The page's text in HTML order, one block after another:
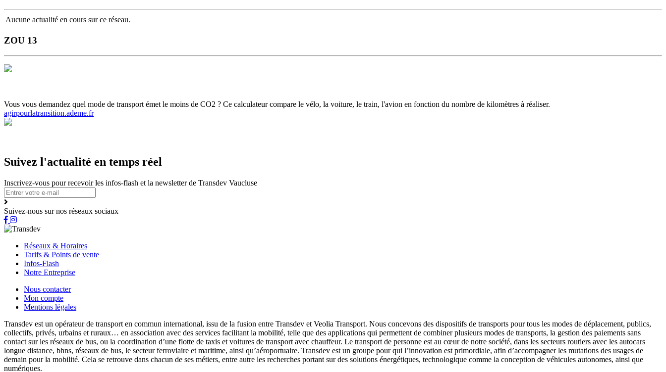
Aucune actualité en cours sur ce réseau.
ZOU 13
Vous vous demandez quel mode de transport émet le moins de CO2 ? Ce calculateur compare le vélo, la voiture, le train, l'avion en fonction du nombre de kilomètres à réaliser.
agirpourlatransition.ademe.fr
Suivez l'actualité en temps réel
Inscrivez-vous pour recevoir les infos-flash et la newsletter de Transdev Vaucluse
Suivez-nous sur nos réseaux sociaux
Réseaux & Horaires
Tarifs & Points de vente
Infos-Flash
Notre Entreprise
Nous contacter
Mon compte
Mentions légales
Transdev est un opérateur de transport en commun international, issu de la fusion entre Transdev et Veolia Transport. Nous concevons des dispositifs de transports pour tous les modes de déplacement, publics,
collectifs, privés, urbains et ruraux… en association avec des services facilitant la mobilité, telle que des applications qui permettent de combiner plusieurs modes de transports, la gestion des paiements sans
contact sur les réseaux de bus, ou la coordination d’une flotte de taxis et voitures de transport avec chauffeur. Le transport de personne est au cœur de notre société, dans les secteurs routiers avec les autocars
longue distance, bhns, réseaux de bus, le secteur ferroviaire et maritime, ainsi qu’aéroportuaire. Transdev est un groupe pour qui l’innovation est primordiale, afin d’accompagner les mutations des usages de
demain pour la mobilité. Cela se retrouve dans chacun de ses métiers, entre autre les recherches portant sur des solutions énergétiques, technologique comme la conception de véhicules autonomes, ainsi que
numériques.